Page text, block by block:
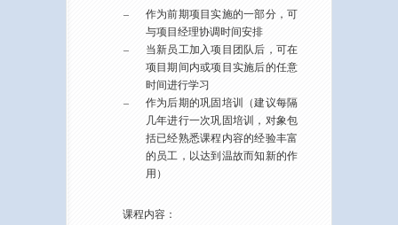
–
作为前期项目实施的一部分，可
与项目经理协调时间安排
–
当新员工加入项目团队后，可在
项目期间内或项目实施后的任意
时间进行学习
–
作为后期的巩固培训（建议每隔
几年进行一次巩固培训，对象包
括已经熟悉课程内容的经验丰富
的员工，以达到温故而知新的作
用）
课程内容：